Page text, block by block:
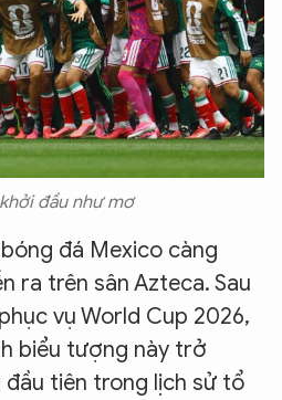
đầu như mơ
đá Mexico càng
ra trên sân Azteca. Sau
vụ World Cup 2026,
biểu tượng này trở
đầu tiên trong lịch sử tổ